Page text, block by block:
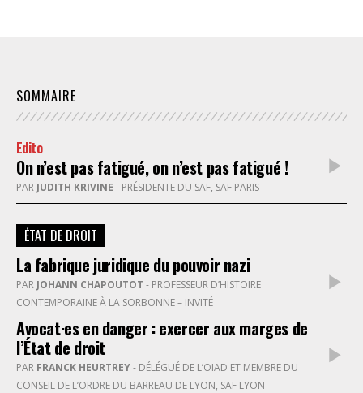
SOMMAIRE
Edito
On n’est pas fatigué, on n’est pas fatigué !
PAR JUDITH KRIVINE - PRÉSIDENTE DU SAF, SAF PARIS
ÉTAT DE DROIT
La fabrique juridique du pouvoir nazi
PAR JOHANN CHAPOUTOT
CONTEMPORAINE À LA SORBONNE – INVITÉ
Avocat·es en danger : exercer aux marges de
l’État de droit
PAR FRANCK HEURTREY
CONSEIL DE L’ORDRE DU BARREAU DE LYON, SAF LYON